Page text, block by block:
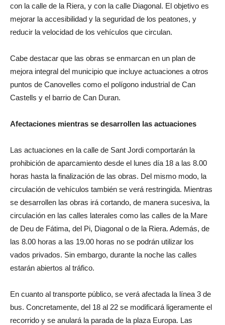
con la calle de la Riera, y con la calle Diagonal. El objetivo es
mejorar la accesibilidad y la seguridad de los peatones, y
reducir la velocidad de los vehículos que circulan.
Cabe destacar que las obras se enmarcan en un plan de
mejora integral del municipio que incluye actuaciones a otros
puntos de Canovelles como el polígono industrial de Can
Castells y el barrio de Can Duran.
Afectaciones mientras se desarrollen las actuaciones
Las actuaciones en la calle de Sant Jordi comportarán la
prohibición de aparcamiento desde el lunes día 18 a las 8.00
horas hasta la finalización de las obras. Del mismo modo, la
circulación de vehículos también se verá restringida. Mientras
se desarrollen las obras irá cortando, de manera sucesiva, la
circulación en las calles laterales como las calles de la Mare
de Deu de Fátima, del Pi, Diagonal o de la Riera. Además, de
las 8.00 horas a las 19.00 horas no se podrán utilizar los
vados privados. Sin embargo, durante la noche las calles
estarán abiertos al tráfico.
En cuanto al transporte público, se verá afectada la línea 3 de
bus. Concretamente, del 18 al 22 se modificará ligeramente el
recorrido y se anulará la parada de la plaza Europa. Las